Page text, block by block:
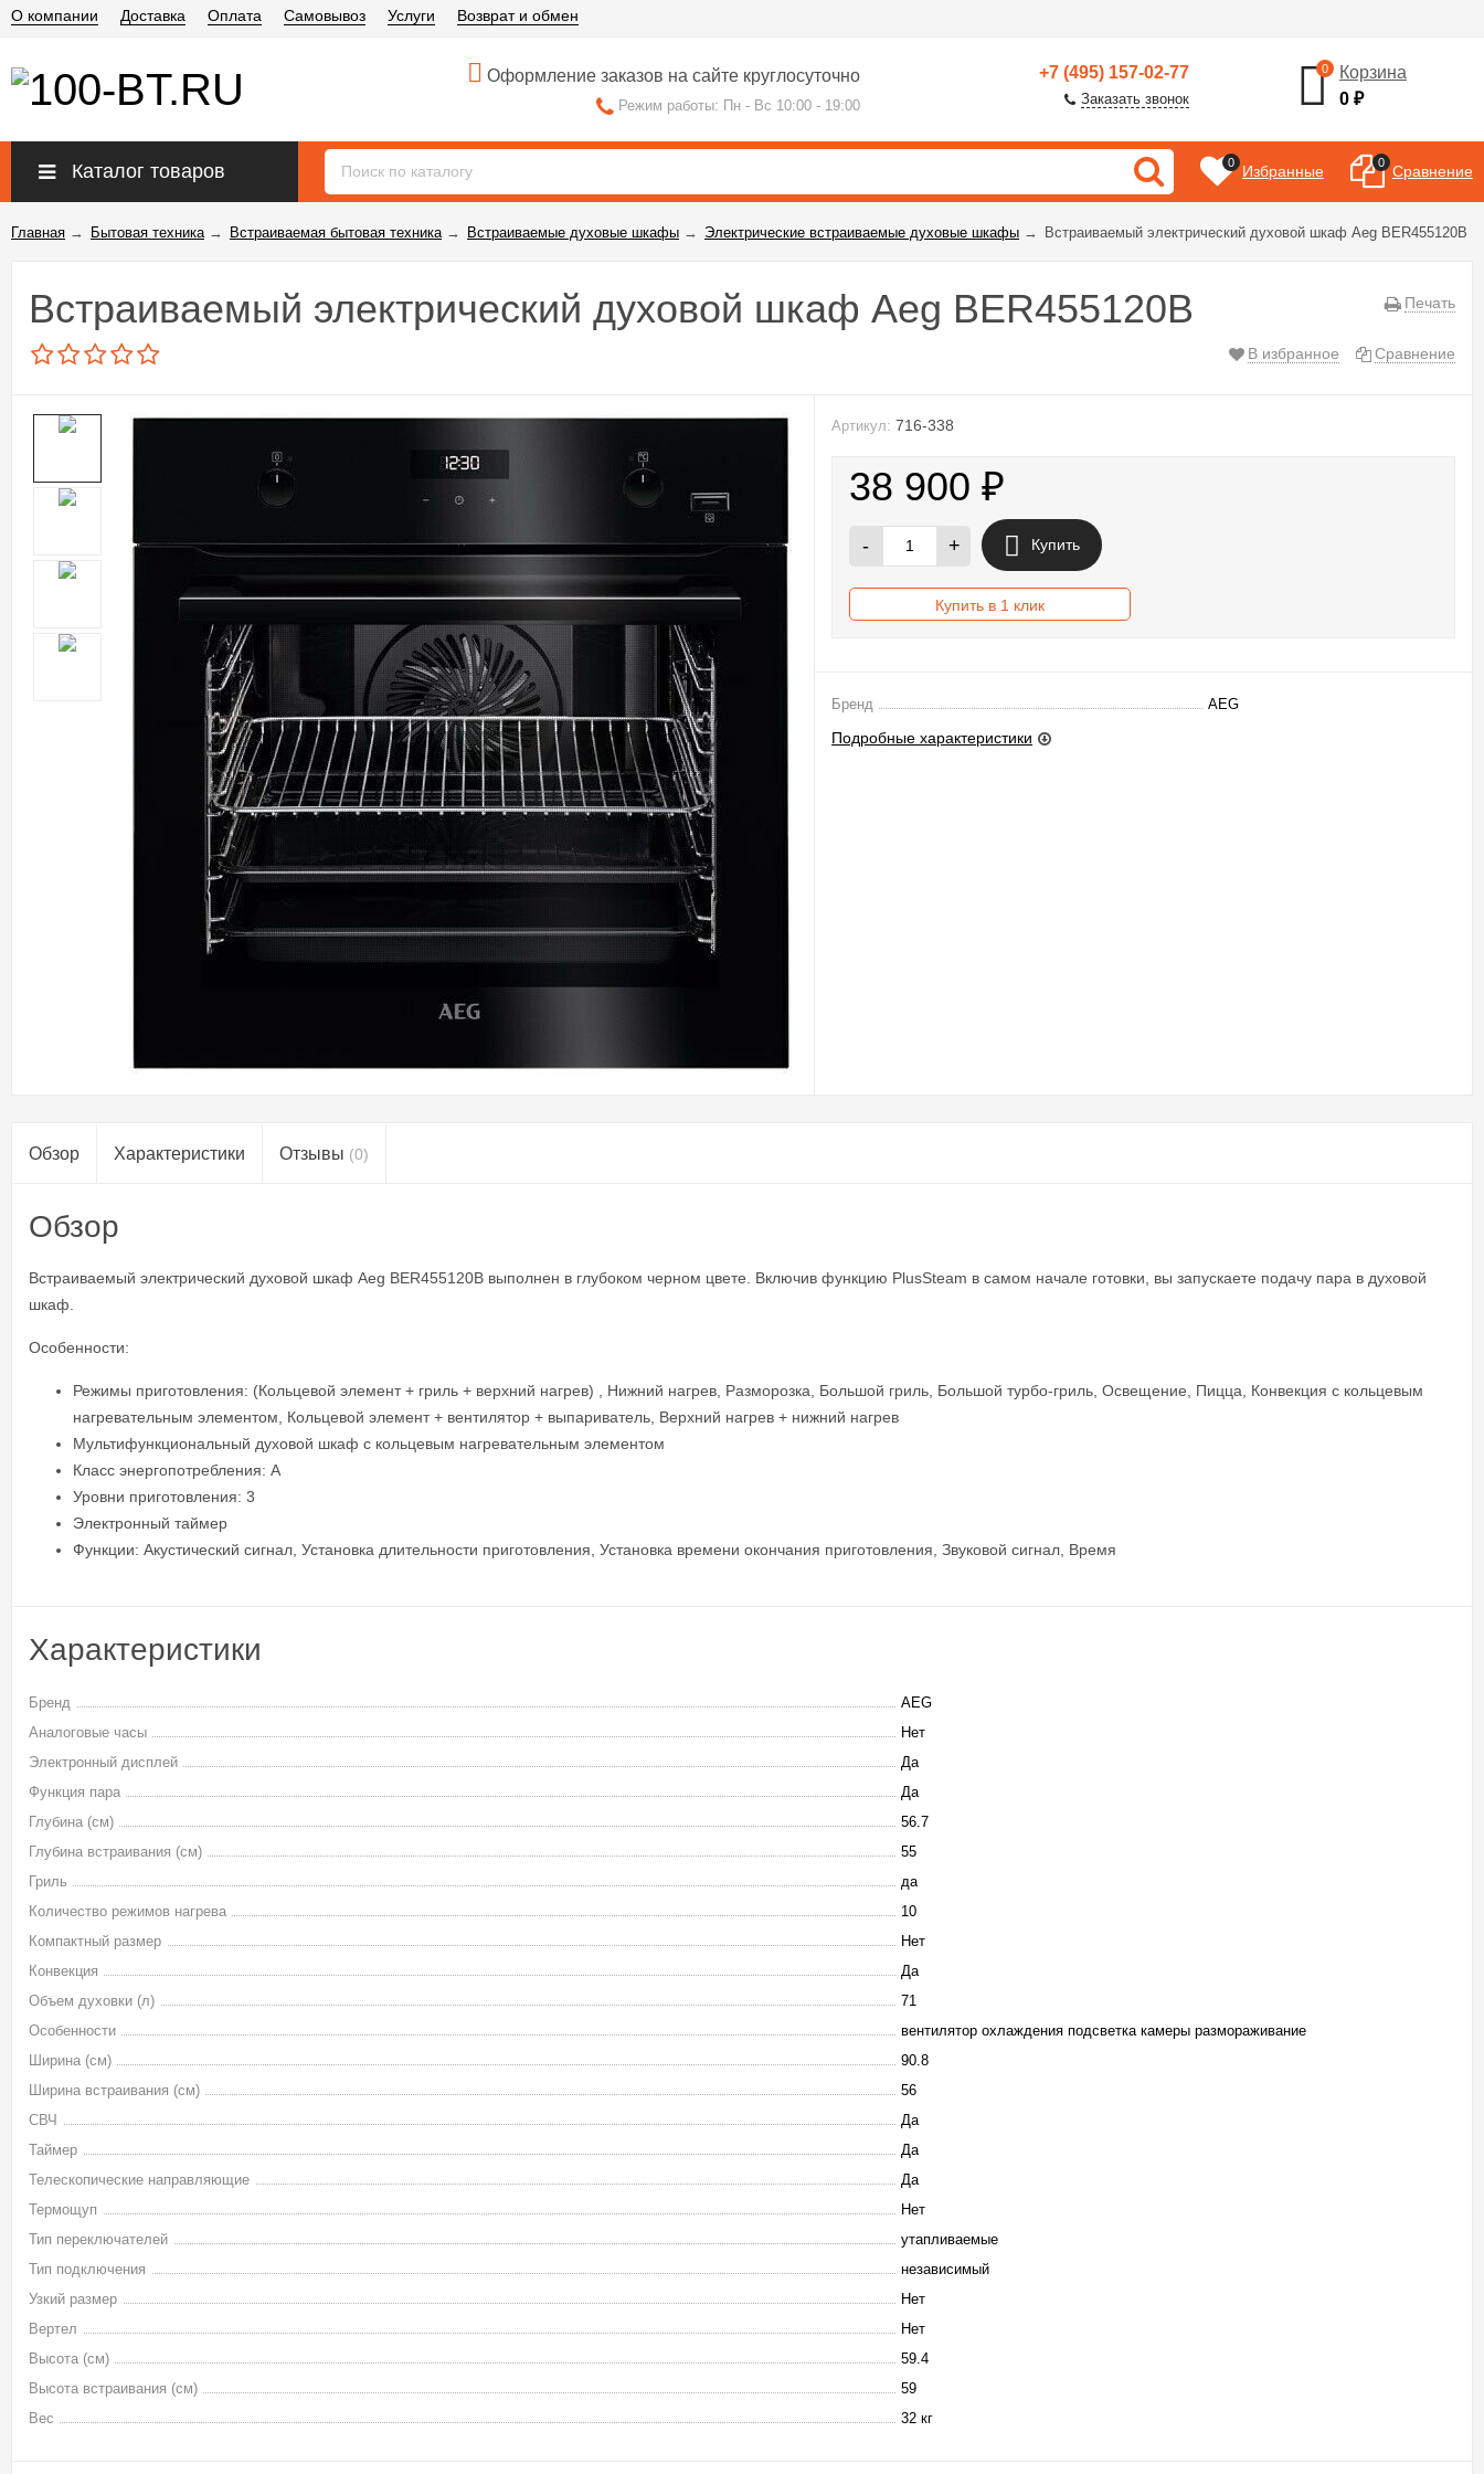
О компании Доставка Оплата Самовывоз Услуги Возврат и обмен
Оформление заказов на сайте круглосуточно
Режим работы: Пн - Вс 10:00 - 19:00
+7 (495) 157-02-77
Заказать звонок
0
Корзина
0₽
Каталог товаров 0 Избранные 0 Сравнение
Главная → Бытовая техника→ Встраиваемая бытовая техника→ Встраиваемые духовые шкафы → Электрические встраиваемые духовые шкафы → Встраиваемый электрический духовой шкаф Aeg BER455120B
Печать
Встраиваемый электрический духовой шкаф Aeg BER455120B
В избранное Сравнение
Артикул: 716-338
38 900₽
- + Купить
Купить в 1 клик
Бренд AEG
Подробные характеристики
Обзор Характеристики Отзывы (0)
Обзор
Встраиваемый электрический духовой шкаф Aeg BER455120B выполнен в глубоком черном цвете. Включив функцию PlusSteam в самом начале готовки, вы запускаете подачу пара в духовой
шкаф.
Особенности:
Режимы приготовления: (Кольцевой элемент + гриль + верхний нагрев) , Нижний нагрев, Разморозка, Большой гриль, Большой турбо-гриль, Освещение, Пицца, Конвекция с кольцевым
нагревательным элементом, Кольцевой элемент + вентилятор + выпариватель, Верхний нагрев + нижний нагрев
Мультифункциональный духовой шкаф с кольцевым нагревательным элементом
Класс энергопотребления: A
Уровни приготовления: 3
Электронный таймер
Функции: Акустический сигнал, Установка длительности приготовления, Установка времени окончания приготовления, Звуковой сигнал, Время
Характеристики
Бренд
AEG
Аналоговые часы
Нет
Электронный дисплей
Да
Функция пара
Да
Глубина (см)
56.7
Глубина встраивания (см)
55
Гриль
да
Количество режимов нагрева
10
Компактный размер
Нет
Конвекция
Да
Объем духовки (л)
71
Особенности
вентилятор охлаждения подсветка камеры размораживание
Ширина (см)
90.8
Ширина встраивания (см)
56
СВЧ
Да
Таймер
Да
Телескопические направляющие
Да
Термощуп
Нет
Тип переключателей
утапливаемые
Тип подключения
независимый
Узкий размер
Нет
Вертел
Нет
Высота (см)
59.4
Высота встраивания (см)
59
Вес
32 кг